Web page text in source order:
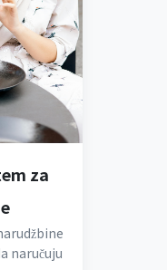
za
naručuju